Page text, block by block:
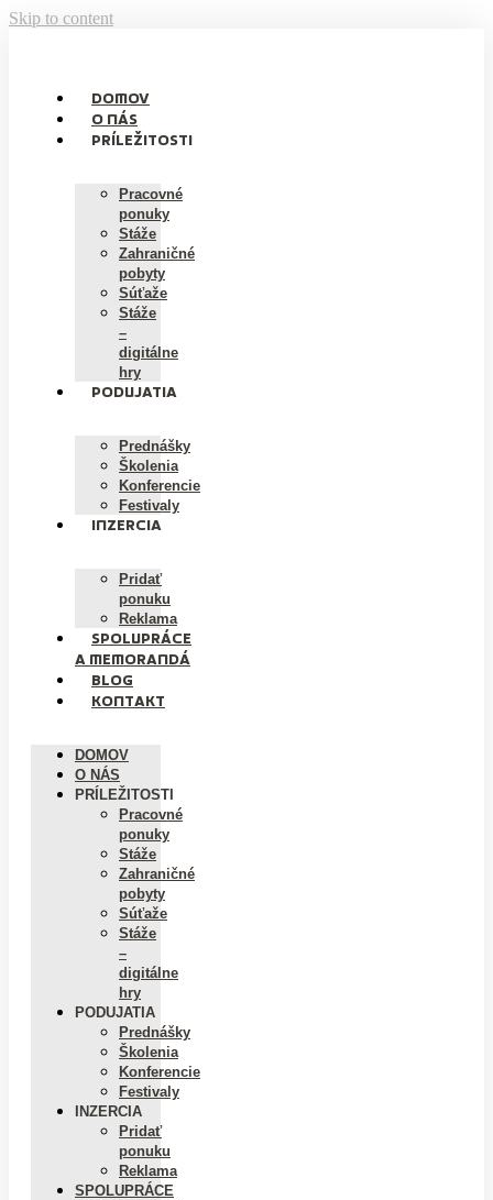
Skip to content
DOMOV
O NÁS
PRÍLEŽITOSTI
Pracovné
ponuky
Stáže
Zahraničné
pobyty
Súťaže
Stáže
–
digitálne
hry
PODUJATIA
Prednášky
Školenia
Konferencie
Festivaly
INZERCIA
Pridať
ponuku
Reklama
SPOLUPRÁCE
A MEMORANDÁ
BLOG
KONTAKT
DOMOV
O NÁS
PRÍLEŽITOSTI
Pracovné
ponuky
Stáže
Zahraničné
pobyty
Súťaže
Stáže
–
digitálne
hry
PODUJATIA
Prednášky
Školenia
Konferencie
Festivaly
INZERCIA
Pridať
ponuku
Reklama
SPOLUPRÁCE